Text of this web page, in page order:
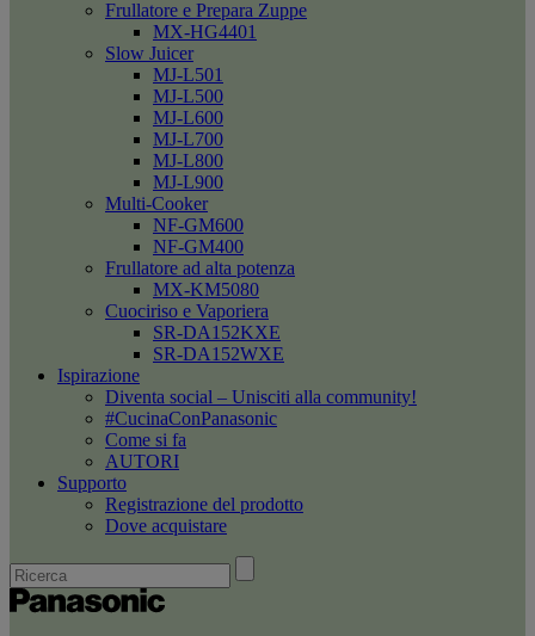
Frullatore e Prepara Zuppe
MX-HG4401
Slow Juicer
MJ-L501
MJ-L500
MJ-L600
MJ-L700
MJ-L800
MJ-L900
Multi-Cooker
NF-GM600
NF-GM400
Frullatore ad alta potenza
MX-KM5080
Cuociriso e Vaporiera
SR-DA152KXE
SR-DA152WXE
Ispirazione
Diventa social – Unisciti alla community!
#CucinaConPanasonic
Come si fa
AUTORI
Supporto
Registrazione del prodotto
Dove acquistare